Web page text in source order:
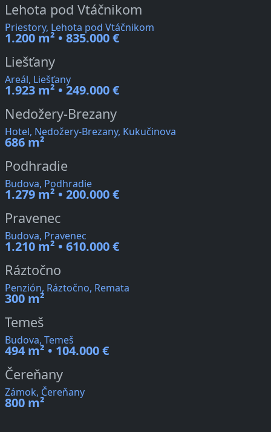
Lehota pod Vtáčnikom
Priestory, Lehota pod Vtáčnikom
1.200 m² • 835.000 €
Liešťany
Areál, Liešťany
1.923 m² • 249.000 €
Nedožery-Brezany
Hotel, Nedožery-Brezany, Kukučinova
686 m²
Podhradie
Budova, Podhradie
1.279 m² • 200.000 €
Pravenec
Budova, Pravenec
1.210 m² • 610.000 €
Ráztočno
Penzión, Ráztočno, Remata
300 m²
Temeš
Budova, Temeš
494 m² • 104.000 €
Čereňany
Zámok, Čereňany
800 m²